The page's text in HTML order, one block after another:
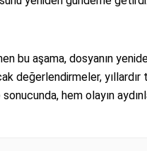
bu aşama, dosyanın
değerlendirmeler, yıllardır
hem olayın